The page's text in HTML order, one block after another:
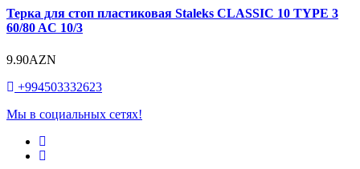
Терка для стоп пластиковая Staleks CLASSIC 10 TYPE 3
60/80 AC 10/3
9.90AZN
+994503332623
Мы в социальных сетях!